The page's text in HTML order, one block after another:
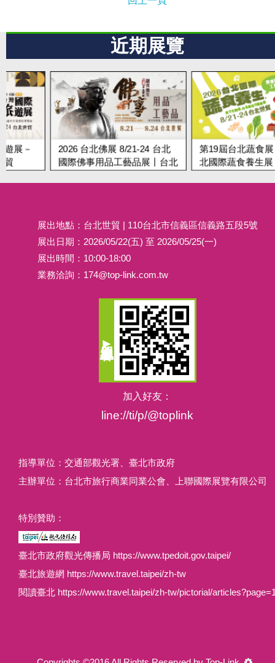
近期展覽
2026 台北佛展 8/21-24 台北
國際佛事用品工藝品展丨台北
第19屆台北蔬食展 8/21-
北國際蔬食養生展丨台北
展出地點：台北世貿 | 110台北市信義區信義路五段5號
展出日期：2026/05/22(五) 至 2026/05/25(一)
展出時間：10:00-18:00
業務洽詢： 174@top-link.com.tw
加入好友：
line://ti/p/@toplink
指導單位：交通部觀光署、臺北市政府
主辦單位：台北市旅行商業同業公會、上聯國際展覽有限公司
特別贊助：
臺北市政府觀光傳播局 https://www.tpedoit.gov.taipei/
臺北旅遊網 https://www.travel.taipei/zh-tw
閱讀臺北 https://www.travel.taipei/zh-tw/pictorial/